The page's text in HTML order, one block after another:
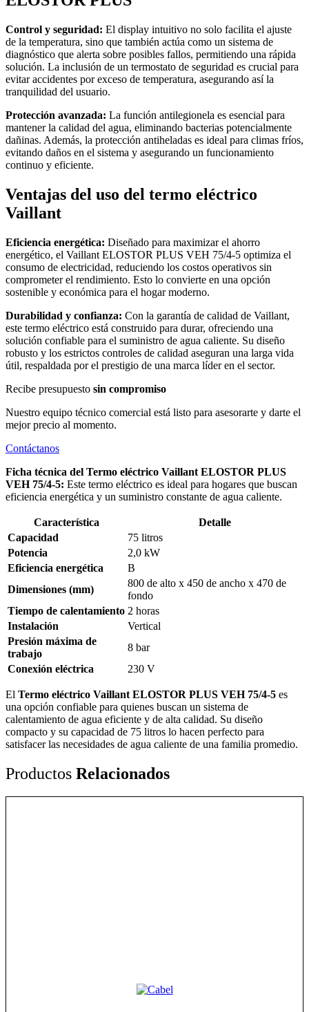
Control y seguridad: El display intuitivo no solo facilita el ajuste
de la temperatura, sino que también actúa como un sistema de
diagnóstico que alerta sobre posibles fallos, permitiendo una rápida
solución. La inclusión de un termostato de seguridad es crucial para
evitar accidentes por exceso de temperatura, asegurando así la
tranquilidad del usuario.
Protección avanzada: La función antilegionela es esencial para
mantener la calidad del agua, eliminando bacterias potencialmente
dañinas. Además, la protección antiheladas es ideal para climas fríos,
evitando daños en el sistema y asegurando un funcionamiento
continuo y eficiente.
Ventajas del uso del termo eléctrico
Vaillant
Eficiencia energética: Diseñado para maximizar el ahorro
energético, el Vaillant ELOSTOR PLUS VEH 75/4-5 optimiza el
consumo de electricidad, reduciendo los costos operativos sin
comprometer el rendimiento. Esto lo convierte en una opción
sostenible y económica para el hogar moderno.
Durabilidad y confianza: Con la garantía de calidad de Vaillant,
este termo eléctrico está construido para durar, ofreciendo una
solución confiable para el suministro de agua caliente. Su diseño
robusto y los estrictos controles de calidad aseguran una larga vida
útil, respaldada por el prestigio de una marca líder en el sector.
Recibe presupuesto sin compromiso
Nuestro equipo técnico comercial está listo para asesorarte y darte el
mejor precio al momento.
Contáctanos
Ficha técnica del Termo eléctrico Vaillant ELOSTOR PLUS
VEH 75/4-5: Este termo eléctrico es ideal para hogares que buscan
eficiencia energética y un suministro constante de agua caliente.
Característica
Detalle
Capacidad
75 litros
Potencia
2,0 kW
Eficiencia energética
B
Dimensiones (mm)
800 de alto x 450 de ancho x 470 de
fondo
Tiempo de calentamiento 2 horas
Instalación
Vertical
Presión máxima de
trabajo
8 bar
Conexión eléctrica
230 V
El Termo eléctrico Vaillant ELOSTOR PLUS VEH 75/4-5 es
una opción confiable para quienes buscan un sistema de
calentamiento de agua eficiente y de alta calidad. Su diseño
compacto y su capacidad de 75 litros lo hacen perfecto para
satisfacer las necesidades de agua caliente de una familia promedio.
Productos Relacionados